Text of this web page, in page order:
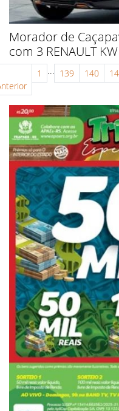
Morador de
com 3 RENAULT
1 ... 139 140